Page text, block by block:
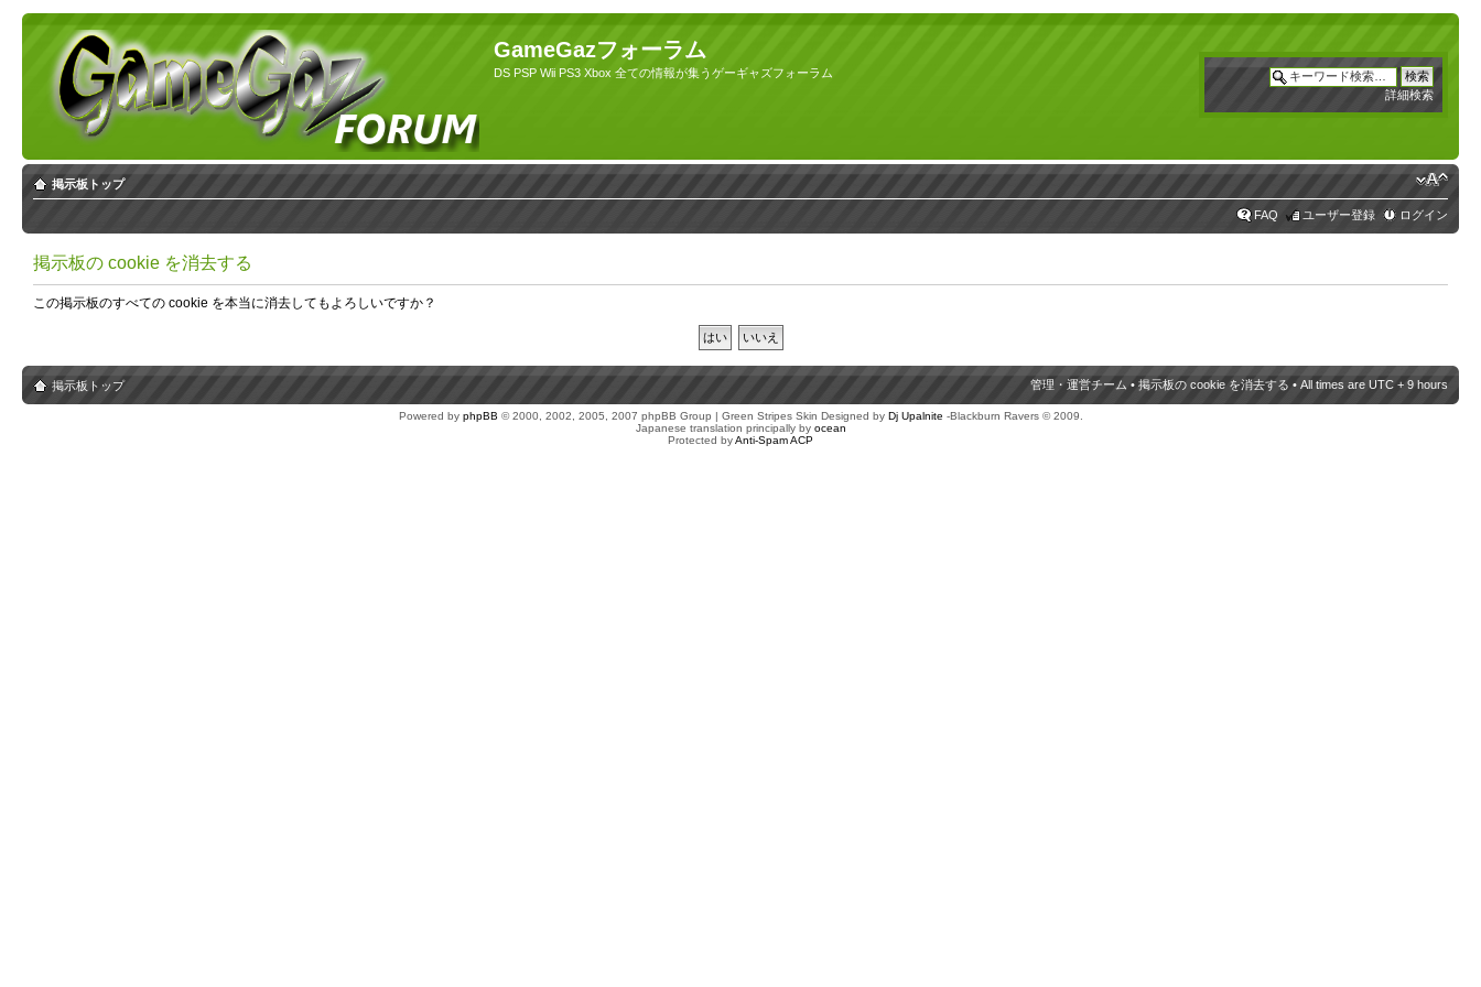
GameGazフォーラム
DS PSP Wii PS3 Xbox 全ての情報が集うゲーギャズフォーラム
詳細検索
掲示板トップ
FAQ ユーザー登録 ログイン
掲示板の cookie を消去する
この掲示板のすべての cookie を本当に消去してもよろしいですか？
掲示板トップ 管理・運営チーム • 掲示板の cookie を消去する • All times are UTC + 9 hours
Powered by phpBB © 2000, 2002, 2005, 2007 phpBB Group | Green Stripes Skin Designed by Dj Upalnite -Blackburn Ravers © 2009.
Japanese translation principally by ocean
Protected byAnti-Spam ACP